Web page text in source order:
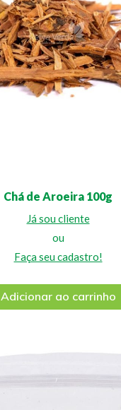
Chá de Aroeira 100g
Já sou cliente
ou
Faça seu cadastro!
Adicionar ao carrinho